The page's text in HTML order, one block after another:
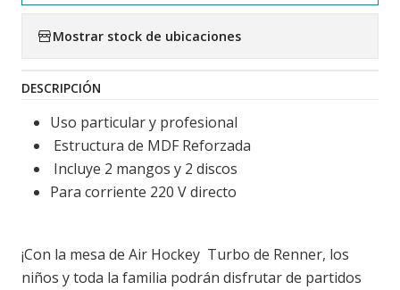
Mostrar stock de ubicaciones
DESCRIPCIÓN
Uso particular y profesional
Estructura de MDF Reforzada
Incluye 2 mangos y 2 discos
Para corriente 220 V directo
¡Con la mesa de Air Hockey Turbo de Renner, los
niños y toda la familia podrán disfrutar de partidos